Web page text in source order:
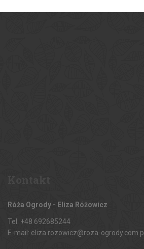
Róża Ogrody - Eliza Różowicz
Tel: +48 692685244
E-mail: eliza.rozowicz@roza-ogrody.com.pl